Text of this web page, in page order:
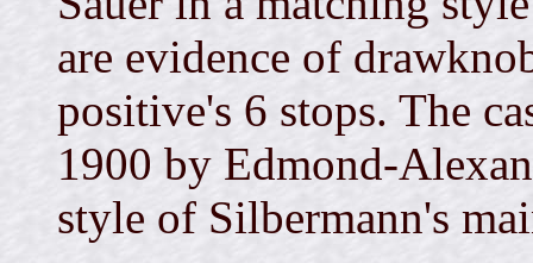
are evidence of
positive's 6 stops. The
1900 by Edmond-
style of Silbermann's